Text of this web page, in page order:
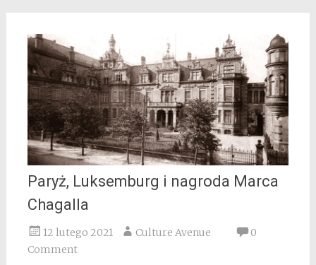
Paryż, Luksemburg i nagroda Marca
Chagalla
12 lutego 2021 Culture Avenue
0
Comment